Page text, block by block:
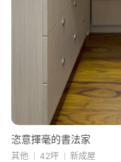
恣意揮毫的書法家
其他 42坪
新成屋